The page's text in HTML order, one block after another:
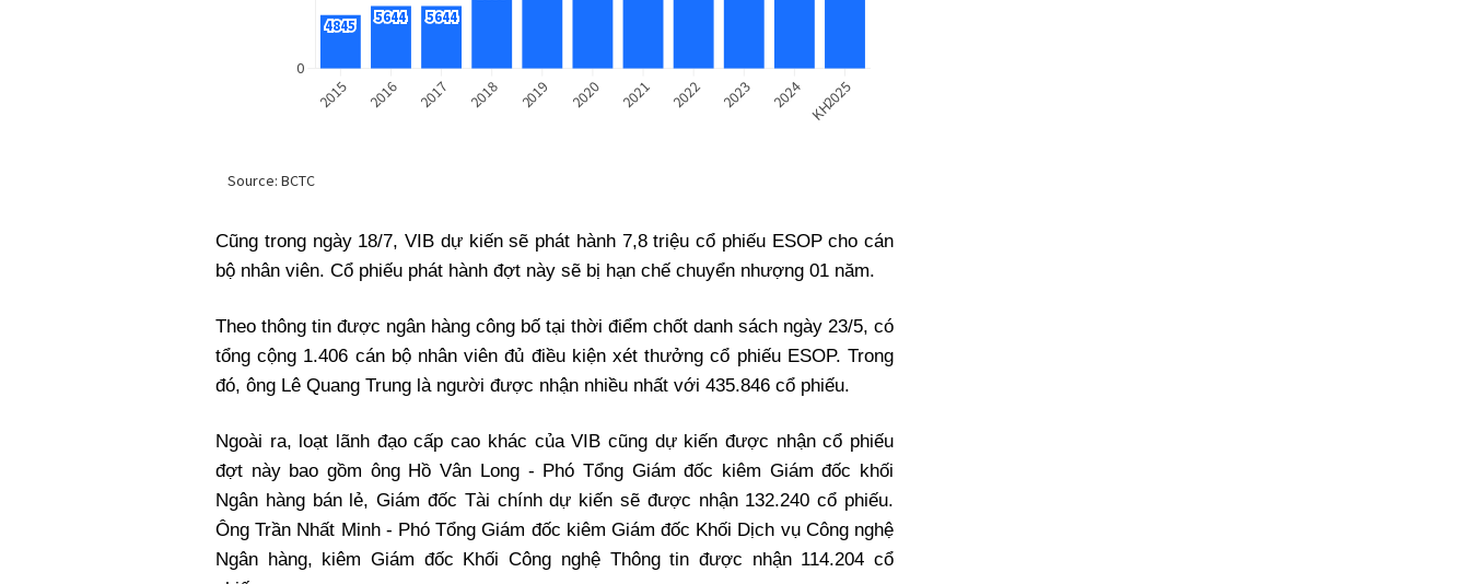
Cũng trong ngày 18/7, VIB dự kiến sẽ phát hành 7,8 triệu cổ phiếu ESOP cho cán
bộ nhân viên. Cổ phiếu phát hành đợt này sẽ bị hạn chế chuyển nhượng 01 năm.
Theo thông tin được ngân hàng công bố tại thời điểm chốt danh sách ngày 23/5, có
tổng cộng 1.406 cán bộ nhân viên đủ điều kiện xét thưởng cổ phiếu ESOP. Trong
đó, ông Lê Quang Trung là người được nhận nhiều nhất với 435.846 cổ phiếu.
Ngoài ra, loạt lãnh đạo cấp cao khác của VIB cũng dự kiến được nhận cổ phiếu
đợt này bao gồm ông Hồ Vân Long - Phó Tổng Giám đốc kiêm Giám đốc khối
Ngân hàng bán lẻ, Giám đốc Tài chính dự kiến sẽ được nhận 132.240 cổ phiếu.
Ông Trần Nhất Minh - Phó Tổng Giám đốc kiêm Giám đốc Khối Dịch vụ Công nghệ
Ngân hàng, kiêm Giám đốc Khối Công nghệ Thông tin được nhận 114.204 cổ